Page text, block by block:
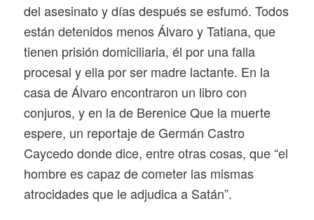
del asesinato y días después se esfumó. Todos
están detenidos menos Álvaro y Tatiana, que
tienen prisión domiciliaria, él por una falla
procesal y ella por ser madre lactante. En la
casa de Álvaro encontraron un libro con
conjuros, y en la de Berenice Que la muerte
espere, un reportaje de Germán Castro
Caycedo donde dice, entre otras cosas, que “el
hombre es capaz de cometer las mismas
atrocidades que le adjudica a Satán”.